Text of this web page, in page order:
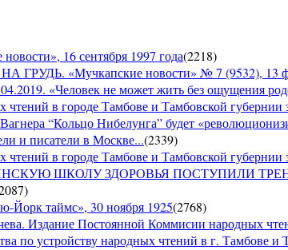
16 сентября 1997 года(2218)
«Мучкапские новости» № 7 (9532), 13
«Человек не может жить без ощущения
чтений в городе Тамбове и Тамбовской губернии
“Кольцо Нибелунга” будет
и писатели в Москве...(2339)
чтений в городе Тамбове и Тамбовской губернии
ШКОЛУ ЗДОРОВЬЯ ПОСТУПИЛИ
)
Йорк таймс», 30 ноября 1925(2768)
Постоянной Коммисии народных
по устройству народных чтений в г. Тамбове и